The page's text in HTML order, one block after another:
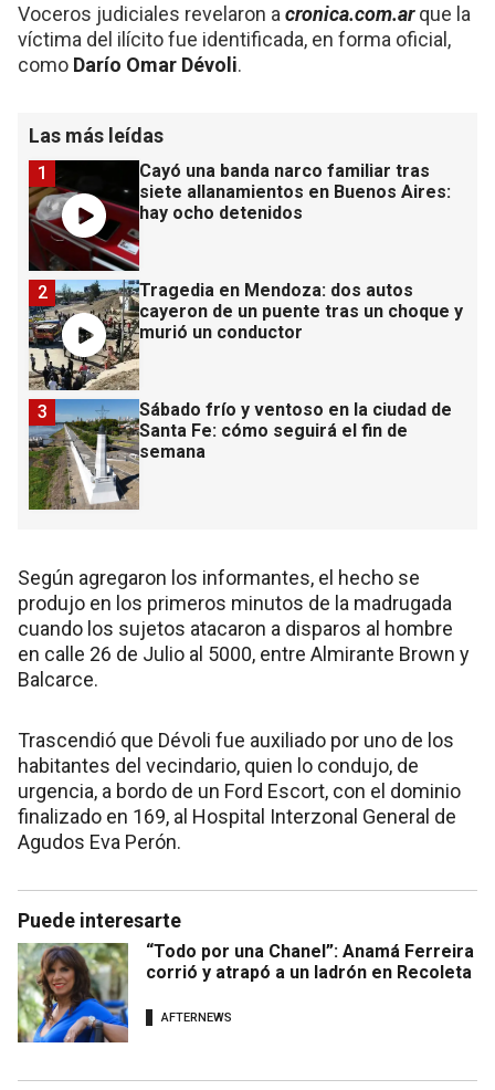
Voceros judiciales revelaron a cronica.com.arque la
víctima del ilícito fue identificada, en forma oficial,
como Darío Omar Dévoli.
Las más leídas
Cayó una banda narco familiar tras
siete allanamientos en Buenos Aires:
hay ocho detenidos
1
Tragedia en Mendoza: dos autos
cayeron de un puente tras un choque y
murió un conductor
2
Sábado frío y ventoso en la ciudad de
Santa Fe: cómo seguirá el fin de
semana
3
Según agregaron los informantes, el hecho se
produjo en los primeros minutos de la madrugada
cuando los sujetos atacaron a disparos al hombre
en calle 26 de Julio al 5000, entre Almirante Brown y
Balcarce.
Trascendió que Dévoli fue auxiliado por uno de los
habitantes del vecindario, quien lo condujo, de
urgencia, a bordo de un Ford Escort, con el dominio
finalizado en 169, al Hospital Interzonal General de
Agudos Eva Perón.
Puede interesarte
“Todo por una Chanel”: Anamá Ferreira
corrió y atrapó a un ladrón en Recoleta
AFTERNEWS